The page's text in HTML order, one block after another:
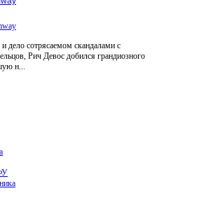
дело сотрясаемом скандалами с
Рич Девос добился грандиозного
н...